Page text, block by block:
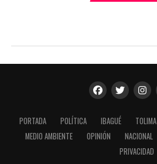
PORTADA POLÍTICA IBAGUÉ TOLIMA
MEDIO AMBIENTE
OPINIÓN NACIONAL
PRIVACIDAD